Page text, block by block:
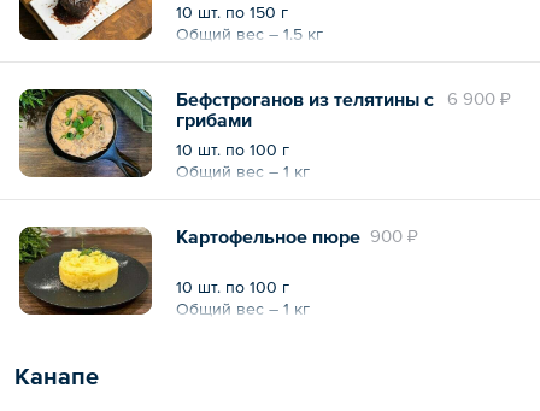
10 шт. по 150 г
Общий вес – 1.5 кг
6 900 ₽
Бефстроганов из телятины с
грибами
10 шт. по 100 г
Общий вес – 1 кг
900 ₽
Картофельное пюре
10 шт. по 100 г
Общий вес – 1 кг
Канапе